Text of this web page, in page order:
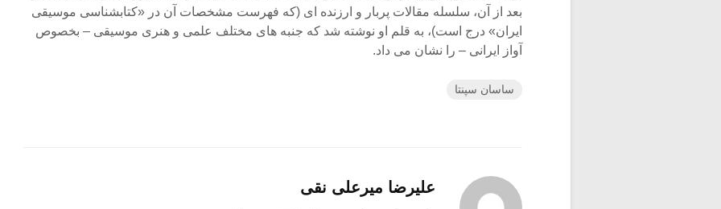
بعد از آن، سلسله مقالات پربار و ارزنده ای (که فهرست مشخصات آن در «کتابشناسی موسیقی
ایران» درج است)، به قلم او نوشته شد که جنبه های مختلف علمی و هنری موسیقی – بخصوص
آواز ایرانی – را نشان می داد.
ساسان سپنتا
علیرضا میرعلی نقی